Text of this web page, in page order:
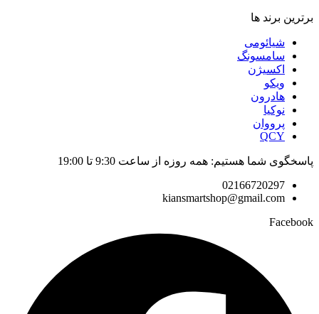
برترین برند ها
شیائومی
سامسونگ
اکسیژن
ویکو
هادرون
نوکیا
پرووان
QCY
پاسخگوی شما هستیم: همه روزه از ساعت 9:30 تا 19:00
02166720297
kiansmartshop@gmail.com
Facebook